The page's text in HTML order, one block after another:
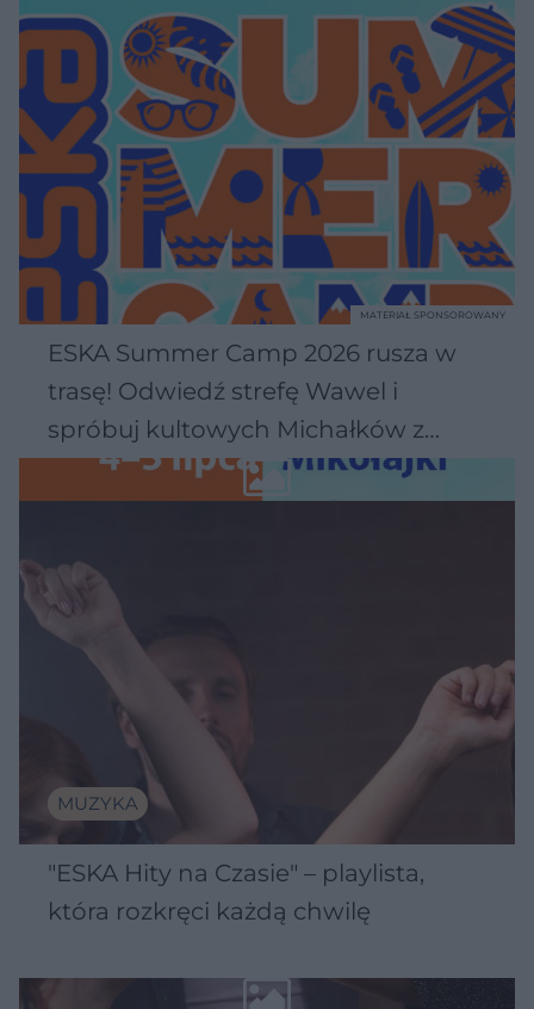
ESKA Summer Camp 2026 rusza w
trasę! Odwiedź strefę Wawel i
spróbuj kultowych Michałków z
Wawelu
MATERIAŁ SPONSOROWANY
MUZYKA
"ESKA Hity na Czasie" – playlista,
która rozkręci każdą chwilę